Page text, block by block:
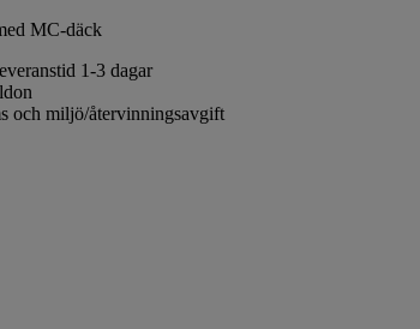
MC-däck
1-3 dagar
och miljö/återvinningsavgift